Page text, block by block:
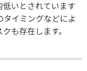
低いとされています
イミングなどによ
も存在します。